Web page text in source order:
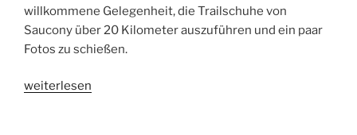
willkommene Gelegenheit, die Trailschuhe von
Saucony über 20 Kilometer auszuführen und ein paar
Fotos zu schießen.
„Erster
weiterlesen